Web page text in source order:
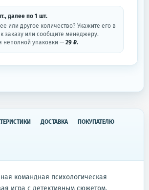
, далее по 1 шт.
или другое количество? Укажите его в
заказу или сообщите менеджеру.
неполной упаковки — 29 ₽.
ДОСТАВКА ПОКУПАТЕЛЮ
командная психологическая
игра с детективным сюжетом,